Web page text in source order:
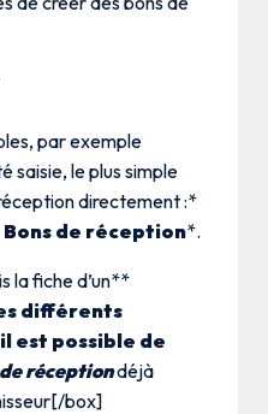
par exemple
saisie, le plus simple
directement :*
Bons de réception*.
la fiche d’un**
différents
est possible de
réceptiondéjà
box]